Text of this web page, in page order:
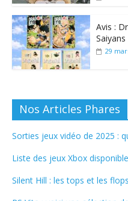
Avis :
29
Nos Articles Phares
Sorties jeux vidéo de 2025 :
Liste des jeux Xbox
Silent Hill : les tops et les